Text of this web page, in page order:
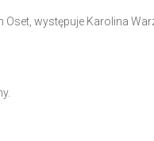
Oset, występuje Karolina